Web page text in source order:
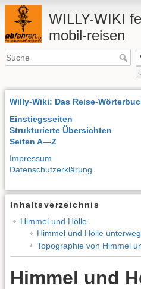
WILLY-WIKI
mobil-reisen
Willy-Wiki: Das Reise-
Einstiegsseiten
Strukturierte Übersichten
Seiten A—Z
Impressum
Datenschutzerklärung
Inhaltsverzeichnis
Himmel und Hölle
Himmel und Hölle
Topographie von Himmel
Himmel und